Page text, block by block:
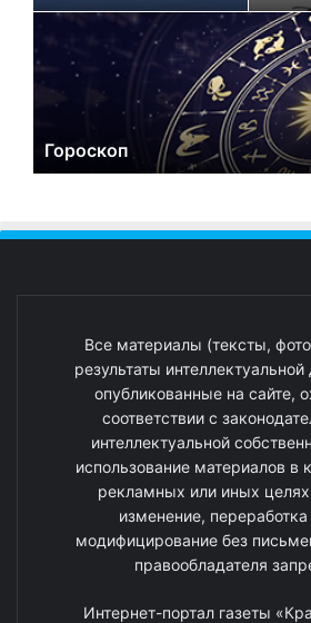
Гороскоп
Все материалы (тексты,
результаты интеллектуальной
опубликованные на сайте,
соответствии с
интеллектуальной
использование материалов в
рекламных или иных
изменение,
модифицирование без
правообладателя
Интернет-портал газеты